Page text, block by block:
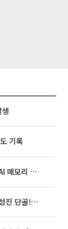
기록
SK하이닉스, 용인·청주에 54조 투자…AI 메모리 생산기지 키운다
'2TV 생생정보' 오늘방송맛집- 배우 강성진 단골! 쌀국수ㆍ푸팟퐁 커리 맛집 '블○○○'